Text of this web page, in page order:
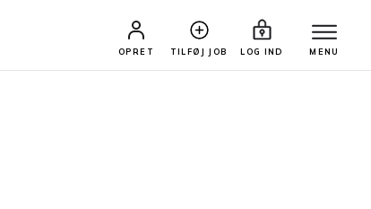
OPRET TILFØJ JOB LOG IND MENU